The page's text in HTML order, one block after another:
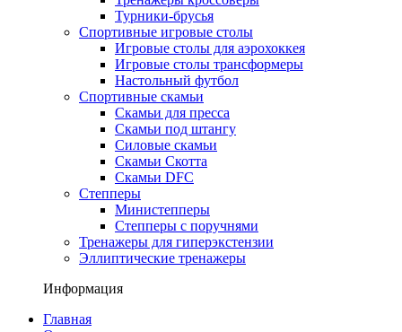
Турники-брусья
Спортивные игровые столы
Игровые столы для аэрохоккея
Игровые столы трансформеры
Настольный футбол
Спортивные скамьи
Скамьи для пресса
Скамьи под штангу
Силовые скамьи
Скамьи Скотта
Скамьи DFC
Степперы
Министепперы
Степперы с поручнями
Тренажеры для гиперэкстензии
Эллиптические тренажеры
Информация
Главная